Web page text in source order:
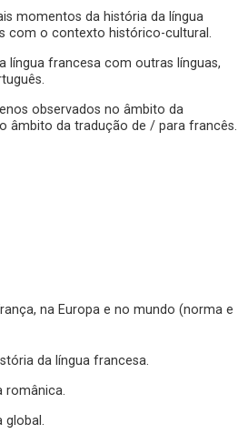
momentos da história da língua
com o contexto histórico-cultural.
língua francesa com outras línguas,
observados no âmbito da
âmbito da tradução de / para francês.
na Europa e no mundo (norma e
da língua francesa.
românica.
global.